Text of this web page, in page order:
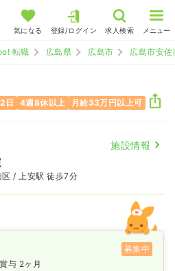
気になる 登録/ログイン 求人検索 メニュー
転職 広島県 広島市 広島市安佐
日 4週8休以上 月給33万円以上可
施設情報
/ 上安駅 徒歩7分
募集中
賞与 2ヶ月